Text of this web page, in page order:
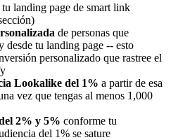
tu landing page de smart link
de personas que
desde tu landing page -- esto
personalizado que rastree el
Lookalike del 1% a partir de esa
vez que tengas al menos 1,000
2% y 5% conforme tu
del 1% se sature